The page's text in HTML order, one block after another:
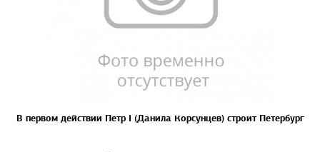
В первом действии Петр I (Данила Корсунцев) строит Петербург